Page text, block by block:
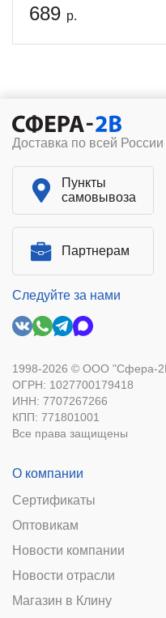
689 р.
Доставка по всей России
Пункты
самовывоза
Партнерам
Следуйте за нами
1998-2026 © ООО "Сфера-
ОГРН: 1027700179418
ИНН: 7707267266
КПП: 771801001
Все права защищены
О компании
Сертификаты
Оптовикам
Новости компании
Новости отрасли
Магазин в Клину